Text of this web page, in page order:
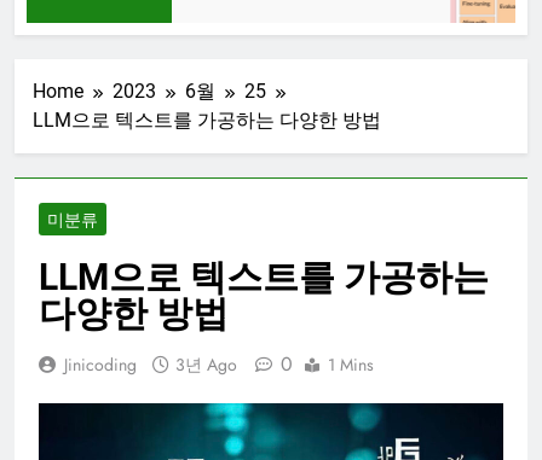
Home 2023 6월
25
LLM으로 텍스트를 가공하는 다양한 방법
미분류
LLM으로 텍스트를 가공하는
다양한 방법
Jinicoding 3년 Ago 0 1 Mins